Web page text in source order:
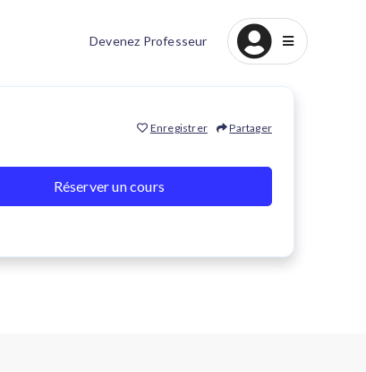
Devenez Professeur
Enregistrer Partager
Réserver un cours